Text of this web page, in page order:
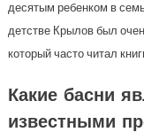
десятым ребенком в
детстве Крылов был
который часто читал
Какие басни
известными